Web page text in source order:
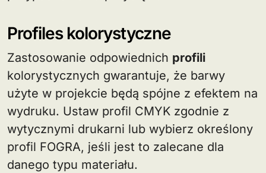
Profiles kolorystyczne
Zastosowanie odpowiednich profili
kolorystycznych gwarantuje, że barwy
użyte w projekcie będą spójne z efektem na
wydruku. Ustaw profil CMYK zgodnie z
wytycznymi drukarni lub wybierz określony
profil FOGRA, jeśli jest to zalecane dla
danego typu materiału.